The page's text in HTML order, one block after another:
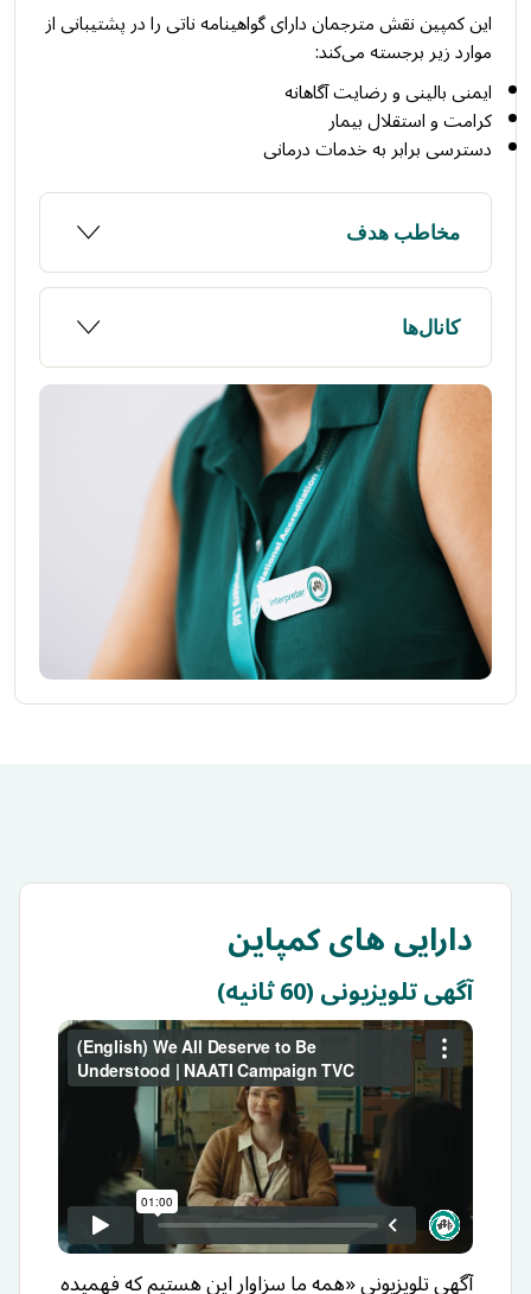
این کمپین نقش مترجمان دارای گواهینامه ناتی را در پشتیبانی از
موارد زیر برجسته می‌کند:
ایمنی بالینی و رضایت آگاهانه
کرامت و استقلال بیمار
دسترسی برابر به خدمات درمانی
مخاطب هدف
کانال‌ها
دارایی های کمپاین
آگهی تلویزیونی (60 ثانیه)
آگهی تلویزیونی «همه ما سزاوار این هستیم که فهمیده